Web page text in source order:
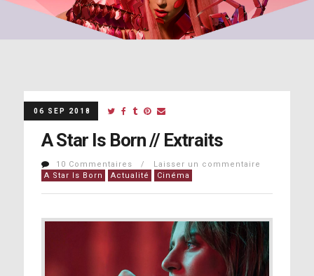
06 SEP 2018
A Star Is Born // Extraits
10 Commentaires / Laisser un commentaire
A Star Is Born
Actualité Cinéma